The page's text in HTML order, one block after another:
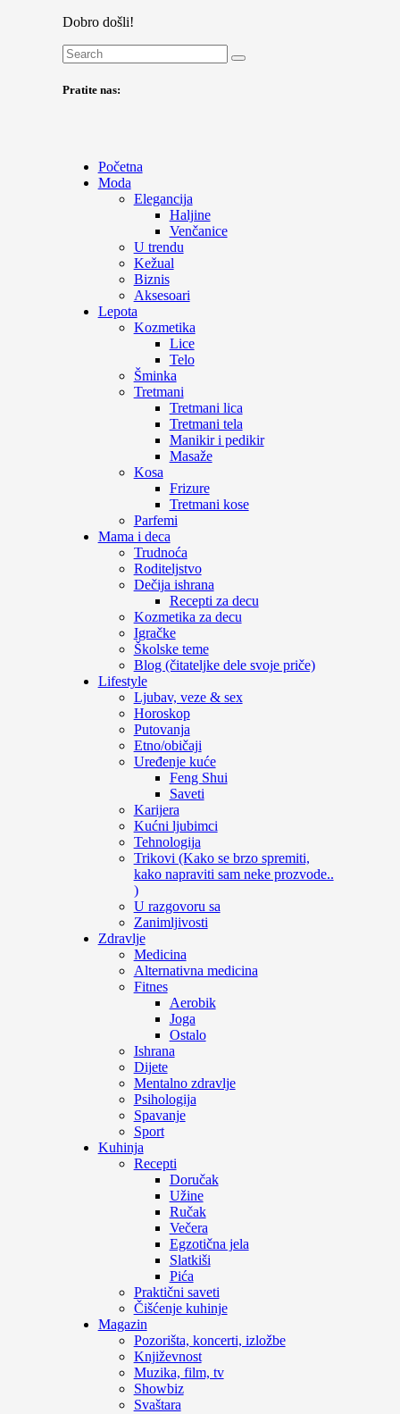
Dobro došli!
Pratite nas:
Početna
Moda
Elegancija
Haljine
Venčanice
U trendu
Kežual
Biznis
Aksesoari
Lepota
Kozmetika
Lice
Telo
Šminka
Tretmani
Tretmani lica
Tretmani tela
Manikir i pedikir
Masaže
Kosa
Frizure
Tretmani kose
Parfemi
Mama i deca
Trudnoća
Roditeljstvo
Dečija ishrana
Recepti za decu
Kozmetika za decu
Igračke
Školske teme
Blog (čitateljke dele svoje priče)
Lifestyle
Ljubav, veze & sex
Horoskop
Putovanja
Etno/običaji
Uređenje kuće
Feng Shui
Saveti
Karijera
Kućni ljubimci
Tehnologija
Trikovi (Kako se brzo spremiti,
kako napraviti sam neke prozvode..
)
U razgovoru sa
Zanimljivosti
Zdravlje
Medicina
Alternativna medicina
Fitnes
Aerobik
Joga
Ostalo
Ishrana
Dijete
Mentalno zdravlje
Psihologija
Spavanje
Sport
Kuhinja
Recepti
Doručak
Užine
Ručak
Večera
Egzotična jela
Slatkiši
Pića
Praktični saveti
Čišćenje kuhinje
Magazin
Pozorišta, koncerti, izložbe
Književnost
Muzika, film, tv
Showbiz
Svaštara